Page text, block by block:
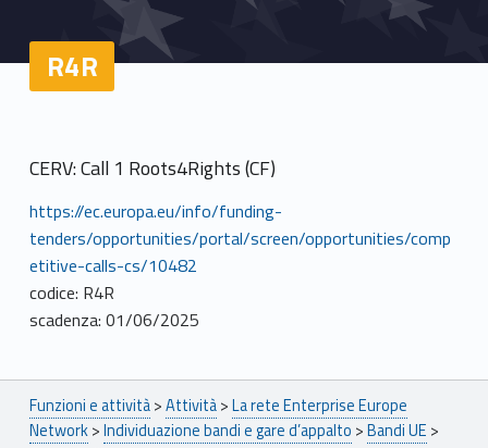
R4R
CERV: Call 1 Roots4Rights (CF)
https://ec.europa.eu/info/funding-
tenders/opportunities/portal/screen/opportunities/comp
etitive-calls-cs/10482
codice: R4R
scadenza: 01/06/2025
Breadcrumbs navigation
Funzioni e attività>Attività>La rete Enterprise Europe
Network>Individuazione bandi e gare d’appalto >Bandi UE >